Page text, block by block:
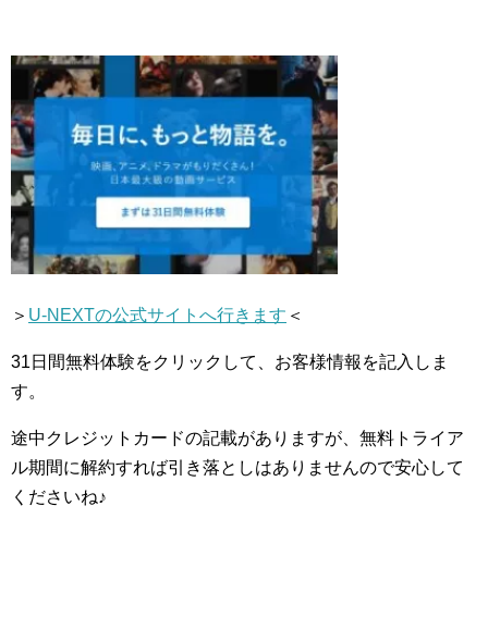
＞ U-NEXTの公式サイトへ行きます ＜
31日間無料体験をクリックして、お客様情報を記入しま
す。
途中クレジットカードの記載がありますが、無料トライア
ル期間に解約すれば引き落としはありませんので安心して
くださいね♪